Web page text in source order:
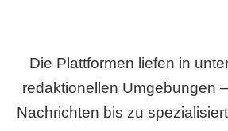
Die Plattformen liefen in
redaktionellen Umgebungen
Nachrichten bis zu